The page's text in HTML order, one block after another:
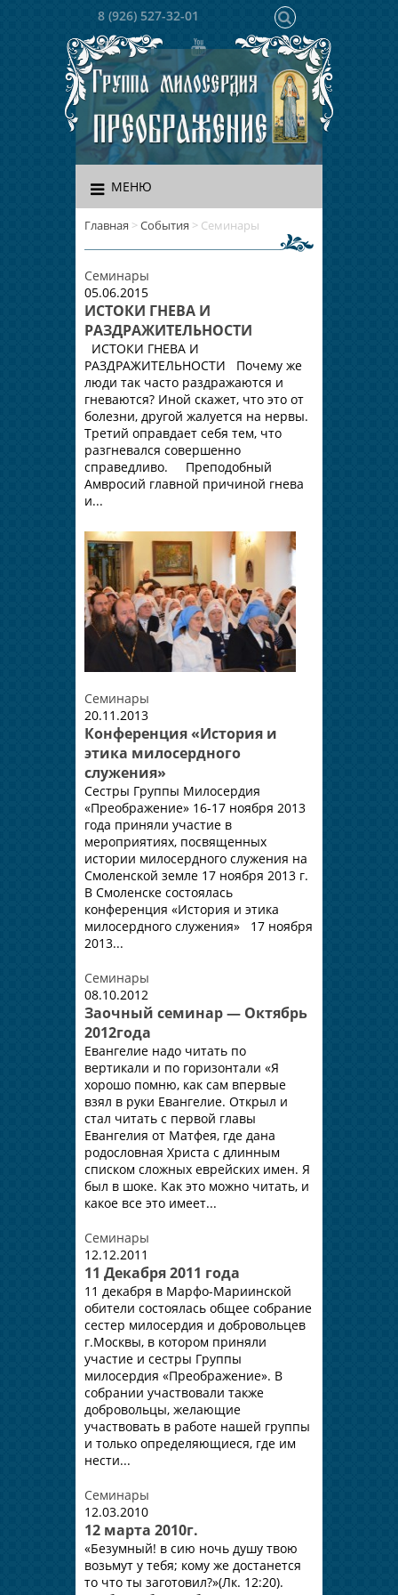
8 (926) 527-32-01
МЕНЮ
Главная >События > Семинары
Семинары
05.06.2015
ИСТОКИ ГНЕВА И
РАЗДРАЖИТЕЛЬНОСТИ
ИСТОКИ ГНЕВА И
РАЗДРАЖИТЕЛЬНОСТИ Почему же
люди так часто раздражаются и
гневаются? Иной скажет, что это от
болезни, другой жалуется на нервы.
Третий оправдает себя тем, что
разгневался совершенно
справедливо. Преподобный
Амвросий главной причиной гнева
и...
Семинары
20.11.2013
Конференция «История и
этика милосердного
служения»
Сестры Группы Милосердия
«Преображение» 16-17 ноября 2013
года приняли участие в
мероприятиях, посвященных
истории милосердного служения на
Смоленской земле 17 ноября 2013 г.
В Смоленске состоялась
конференция «История и этика
милосердного служения» 17 ноября
2013...
Семинары
08.10.2012
Заочный семинар — Октябрь
2012года
Евангелие надо читать по
вертикали и по горизонтали «Я
хорошо помню, как сам впервые
взял в руки Евангелие. Открыл и
стал читать с первой главы
Евангелия от Матфея, где дана
родословная Христа с длинным
списком сложных еврейских имен. Я
был в шоке. Как это можно читать, и
какое все это имеет...
Семинары
12.12.2011
11 Декабря 2011 года
11 декабря в Марфо-Мариинской
обители состоялась общее собрание
сестер милосердия и добровольцев
г.Москвы, в котором приняли
участие и сестры Группы
милосердия «Преображение». В
собрании участвовали также
добровольцы, желающие
участвовать в работе нашей группы
и только определяющиеся, где им
нести...
Семинары
12.03.2010
12 марта 2010г.
«Безумный! в сию ночь душу твою
возьмут у тебя; кому же достанется
то что ты заготовил?»(Лк. 12:20).